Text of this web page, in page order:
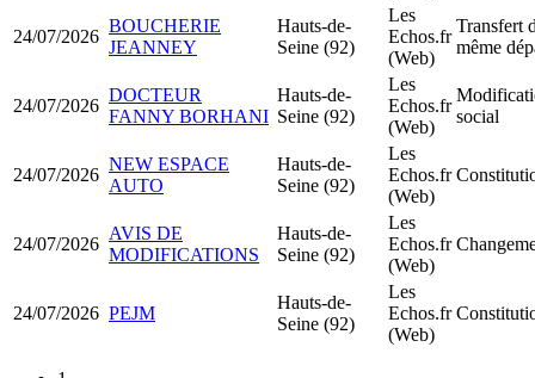
24/07/2026
BOUCHERIE
JEANNEY
Hauts-de-
Seine (92)
Les
Echos.fr
(Web)
Transfert
même
24/07/2026
DOCTEUR
FANNY BORHANI
Hauts-de-
Seine (92)
Les
Echos.fr
(Web)
social
24/07/2026
NEW ESPACE
AUTO
Hauts-de-
Seine (92)
Les
Echos.fr
(Web)
24/07/2026
AVIS DE
MODIFICATIONS
Hauts-de-
Seine (92)
Les
Echos.fr
(Web)
24/07/2026 PEJM
Hauts-de-
Seine (92)
Les
Echos.fr
(Web)